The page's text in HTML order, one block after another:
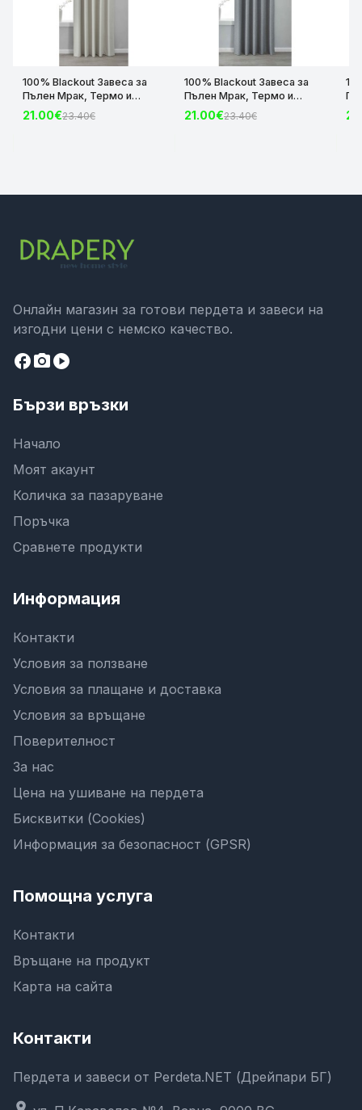
100% Blackout Завеса за
Пълен Мрак, Термо и
Шумоизолираща с коланче
цвят Крем, 175х140 и
21.00€23.40€
100% Blackout Завеса за
Пълен Мрак, Термо и
Шумоизолираща с коланче
цвят Сив, 175х140 и
21.00€23.40€
Онлайн магазин за готови пердета и завеси на
изгодни цени с немско качество.
facebookcamera_altplay_circle
Бързи връзки
Начало
Моят акаунт
Количка за пазаруване
Поръчка
Сравнете продукти
Информация
Контакти
Условия за ползване
Условия за плащане и доставка
Условия за връщане
Поверителност
За нас
Цена на ушиване на пердета
Бисквитки (Cookies)
Информация за безопасност (GPSR)
Помощна услуга
Контакти
Връщане на продукт
Карта на сайта
Контакти
Пердета и завеси от Perdeta.NET (Дрейпари БГ)